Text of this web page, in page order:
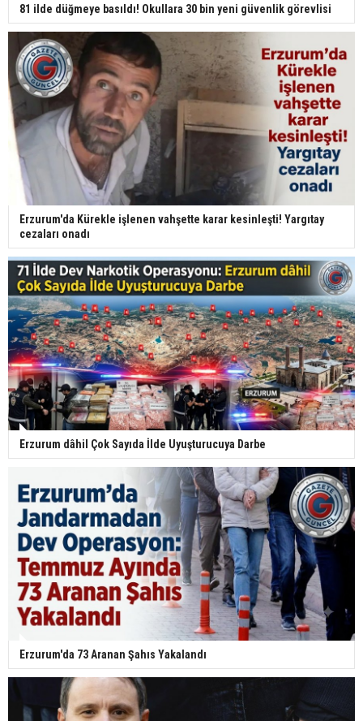
81 ilde düğmeye basıldı! Okullara 30 bin yeni güvenlik görevlisi
Erzurum'da Kürekle işlenen vahşette karar kesinleşti! Yargıtay
cezaları onadı
Erzurum dâhil Çok Sayıda İlde Uyuşturucuya Darbe
Erzurum'da 73 Aranan Şahıs Yakalandı